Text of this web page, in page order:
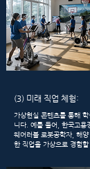
(3) 미래 직업 체험:
가상현실 콘텐츠를 통해
니다. 예를 들어, 한국고용
웨어러블 로봇공학자, 해
한 직업을 가상으로 경험